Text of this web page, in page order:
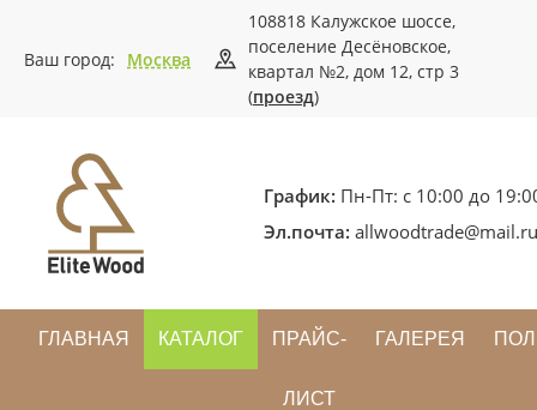
Ваш город: Москва
108818 Калужское шоссе,
поселение Десёновское,
квартал №2, дом 12, стр 3
(проезд)
График: Пн-Пт: с 10:00 до
Эл.почта: allwoodtrade@mail.ru
ГЛАВНАЯ КАТАЛОГ ПРАЙС-
ЛИСТ
ГАЛЕРЕЯ